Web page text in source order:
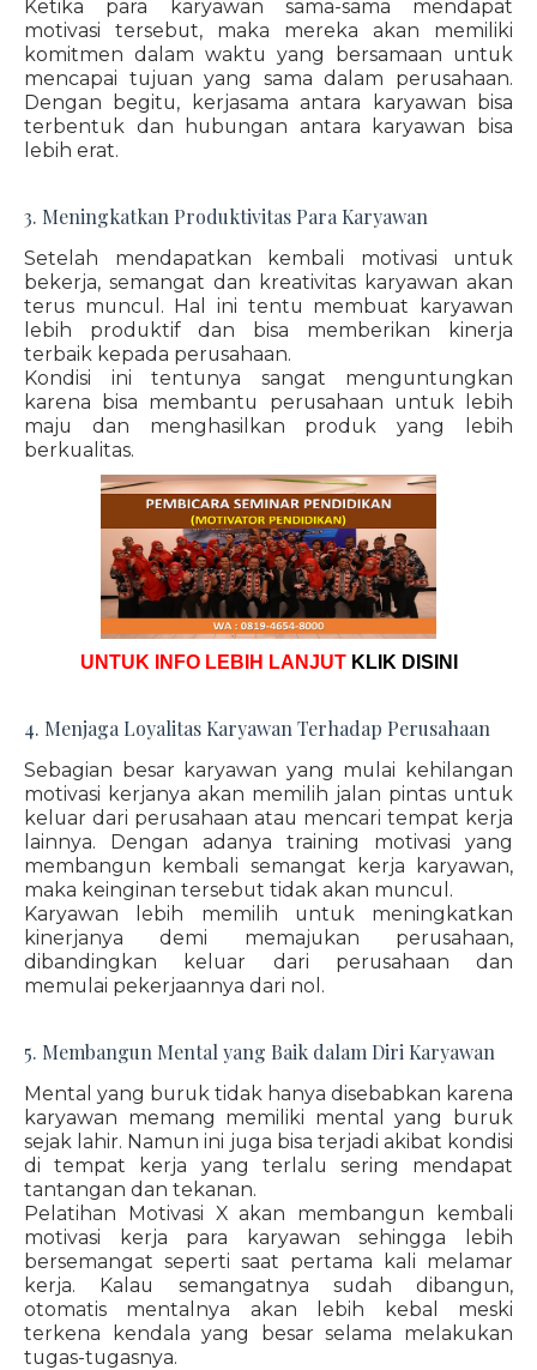
Ketika para karyawan sama-sama mendapat
motivasi tersebut, maka mereka akan memiliki
komitmen dalam waktu yang bersamaan untuk
mencapai tujuan yang sama dalam perusahaan.
Dengan begitu, kerjasama antara karyawan bisa
terbentuk dan hubungan antara karyawan bisa
lebih erat.
3. Meningkatkan Produktivitas Para Karyawan
Setelah mendapatkan kembali motivasi untuk
bekerja, semangat dan kreativitas karyawan akan
terus muncul. Hal ini tentu membuat karyawan
lebih produktif dan bisa memberikan kinerja
terbaik kepada perusahaan.
Kondisi ini tentunya sangat menguntungkan
karena bisa membantu perusahaan untuk lebih
maju dan menghasilkan produk yang lebih
berkualitas.
UNTUK INFO LEBIH LANJUT KLIK DISINI
4. Menjaga Loyalitas Karyawan Terhadap Perusahaan
Sebagian besar karyawan yang mulai kehilangan
motivasi kerjanya akan memilih jalan pintas untuk
keluar dari perusahaan atau mencari tempat kerja
lainnya. Dengan adanya training motivasi yang
membangun kembali semangat kerja karyawan,
maka keinginan tersebut tidak akan muncul.
Karyawan lebih memilih untuk meningkatkan
kinerjanya demi memajukan perusahaan,
dibandingkan keluar dari perusahaan dan
memulai pekerjaannya dari nol.
5. Membangun Mental yang Baik dalam Diri Karyawan
Mental yang buruk tidak hanya disebabkan karena
karyawan memang memiliki mental yang buruk
sejak lahir. Namun ini juga bisa terjadi akibat kondisi
di tempat kerja yang terlalu sering mendapat
tantangan dan tekanan.
Pelatihan Motivasi X akan membangun kembali
motivasi kerja para karyawan sehingga lebih
bersemangat seperti saat pertama kali melamar
kerja. Kalau semangatnya sudah dibangun,
otomatis mentalnya akan lebih kebal meski
terkena kendala yang besar selama melakukan
tugas-tugasnya.